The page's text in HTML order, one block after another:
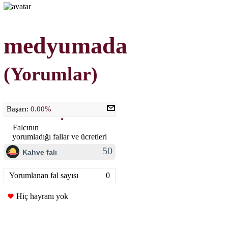
medyumada
(Yorumlar)
Başarı: 0.00%
Falcının
yorumladığı fallar ve ücretleri
Kahve falı 50
Yorumlanan fal sayısı 0
Hiç hayranı yok